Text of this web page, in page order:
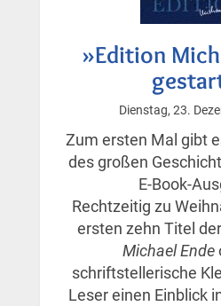
»Edition
Dienstag, 23.
Zum ersten Mal gibt
des großen
E-Book-
Rechtzeitig zu
ersten zehn Titel
Michael Ende
schriftstellerische
Leser einen Einblick